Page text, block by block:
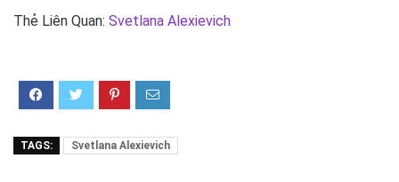
Thẻ Liên Quan: Svetlana Alexievich
TAGS: Svetlana Alexievich